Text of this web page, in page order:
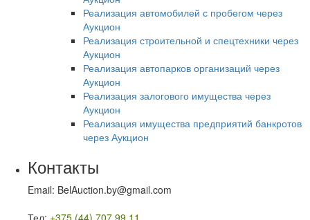
Реализация автомобилей с пробегом через
Аукцион
Реализация строительной и спецтехники через
Аукцион
Реализация автопарков организаций через
Аукцион
Реализация залогового имущества через
Аукцион
Реализация имущества предприятий банкротов
через Аукцион
Контакты
Email: BelAuction.by@gmail.com